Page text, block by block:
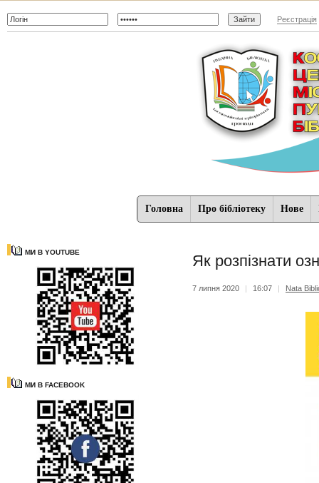
Реєстрація
Головна Про бібліотеку Нове
МИ В YOUTUBE
МИ В FACEBOOK
Як розпізнати
7 липня 2020 | 16:07 | Nata